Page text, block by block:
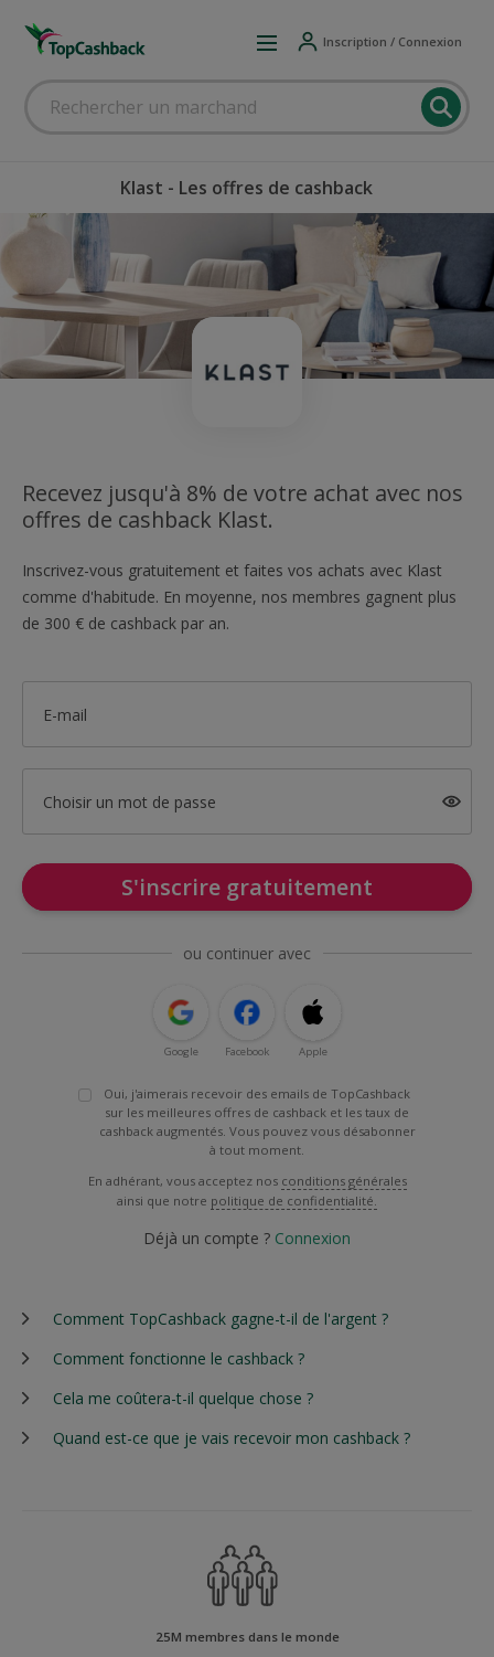
Inscription / Connexion
Klast - Les offres de cashback
Recevez jusqu'à 8% de votre achat avec nos
offres de cashback Klast.
Inscrivez-vous gratuitement et faites vos achats avec Klast
comme d'habitude. En moyenne, nos membres gagnent plus
de 300 € de cashback par an.
E-mail
Choisir un mot de passe
S'inscrire gratuitement
ou continuer avec
Google Facebook Apple
Oui, j'aimerais recevoir des emails de TopCashback
sur les meilleures offres de cashback et les taux de
cashback augmentés. Vous pouvez vous désabonner
à tout moment.
En adhérant, vous acceptez nos conditions générales
ainsi que notre politique de confidentialité.
Déjà un compte ? Connexion
Comment TopCashback gagne-t-il de l'argent ?
Comment fonctionne le cashback ?
Cela me coûtera-t-il quelque chose ?
Quand est-ce que je vais recevoir mon cashback ?
25M membres dans le monde